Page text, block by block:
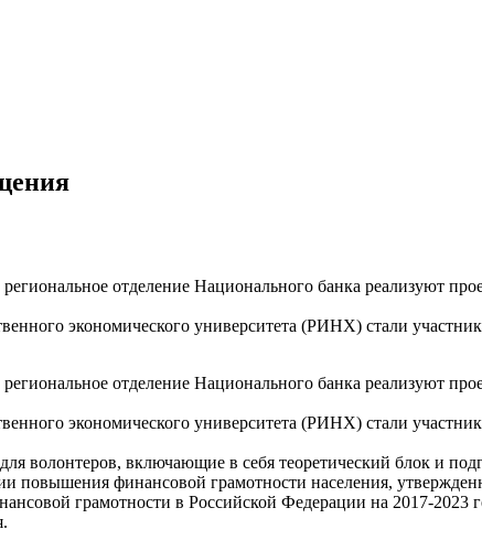
отделение Национального банка реализуют
экономического университета (РИНХ) стали
отделение Национального банка реализуют
экономического университета (РИНХ) стали
волонтеров, включающие в себя теоретический блок и
повышения финансовой грамотности населения,
грамотности в Российской Федерации на 2017-2023